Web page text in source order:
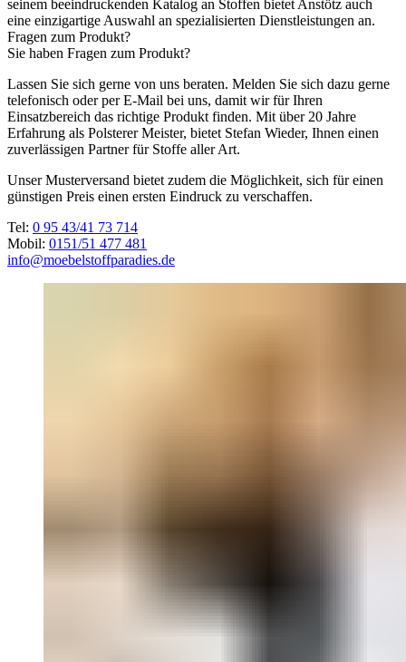
seinem beeindruckenden Katalog an Stoffen bietet Anstötz auch
eine einzigartige Auswahl an spezialisierten Dienstleistungen an.
Fragen zum Produkt?
Sie haben Fragen zum Produkt?
Lassen Sie sich gerne von uns beraten. Melden Sie sich dazu gerne
telefonisch oder per E-Mail bei uns, damit wir für Ihren
Einsatzbereich das richtige Produkt finden. Mit über 20 Jahre
Erfahrung als Polsterer Meister, bietet Stefan Wieder, Ihnen einen
zuverlässigen Partner für Stoffe aller Art.
Unser Musterversand bietet zudem die Möglichkeit, sich für einen
günstigen Preis einen ersten Eindruck zu verschaffen.
Tel: 0 95 43/41 73 714
Mobil: 0151/51 477 481
info@moebelstoffparadies.de